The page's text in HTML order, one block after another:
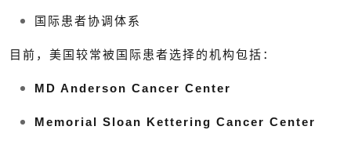
国际患者协调体系
目前，美国较常被国际患者选择的机构包括：
MD Anderson Cancer Center
Memorial Sloan Kettering Cancer Center